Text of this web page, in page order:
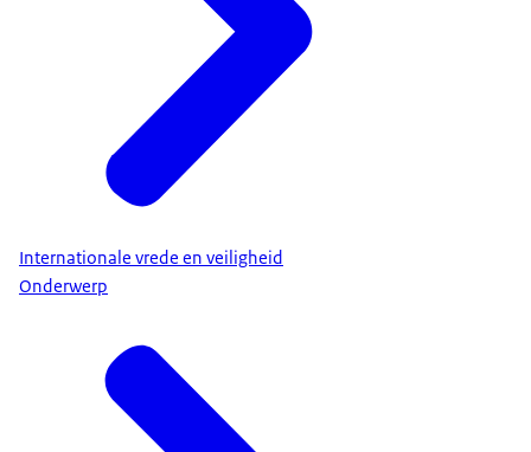
Internationale vrede en veiligheid
Onderwerp